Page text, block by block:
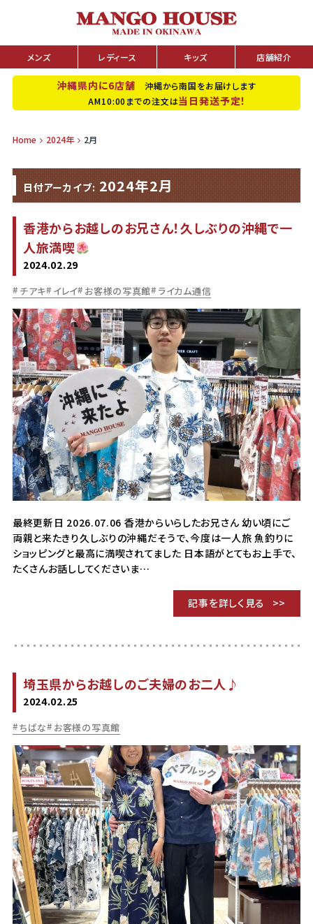
メンズ レディース キッズ 店舗紹介
沖縄県内に6店舗 沖縄から南国をお届けします
AM10:00までの注文は当日発送予定！
Home 2024年 2月
日付アーカイブ: 2024年2月
香港からお越しのお兄さん！久しぶりの沖縄で一
人旅満喫
2024.02.29
チアキ イレイ お客様の写真館 ライカム通信
最終更新日 2026.07.06 香港からいらしたお兄さん 幼い頃にご
両親と来たきり久しぶりの沖縄だそうで、今度は一人旅 魚釣りに
ショッピングと最高に満喫されてました 日本語がとてもお上手で、
たくさんお話ししてくださいま…
記事を詳しく見る
埼玉県からお越しのご夫婦のお二人♪
2024.02.25
ちばな お客様の写真館